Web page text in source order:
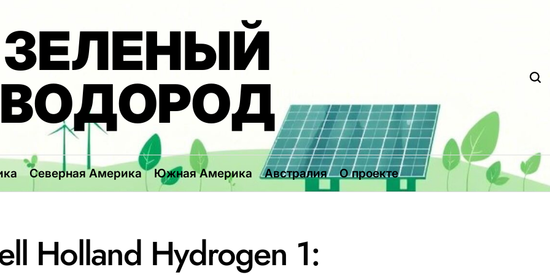
ЗЕЛЕНЫЙ
ВОДОРОД
Северная Америка Южная Америка Австралия О проекте
Holland Hydrogen 1: